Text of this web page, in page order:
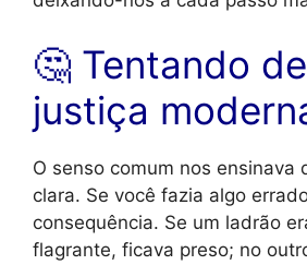
🤔 Tentando
justiça
O senso comum nos ensinava
clara. Se você fazia algo
consequência. Se um ladrão
flagrante, ficava preso; no